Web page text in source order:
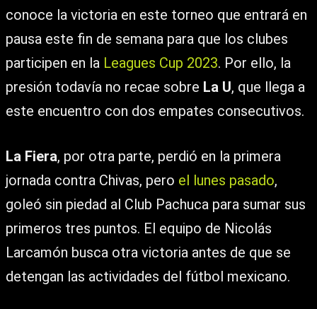
conoce la victoria en este torneo que entrará en
pausa este fin de semana para que los clubes
participen en la Leagues Cup 2023. Por ello, la
presión todavía no recae sobre La U, que llega a
este encuentro con dos empates consecutivos.
La Fiera, por otra parte, perdió en la primera
jornada contra Chivas, pero el lunes pasado,
goleó sin piedad al Club Pachuca para sumar sus
primeros tres puntos. El equipo de Nicolás
Larcamón busca otra victoria antes de que se
detengan las actividades del fútbol mexicano.